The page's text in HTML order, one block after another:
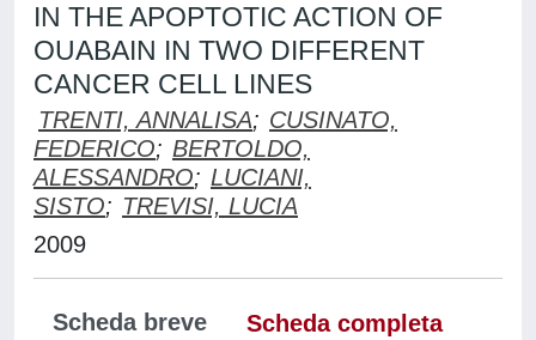
IN THE APOPTOTIC ACTION OF
OUABAIN IN TWO DIFFERENT
CANCER CELL LINES
TRENTI, ANNALISA; CUSINATO,
FEDERICO; BERTOLDO,
ALESSANDRO; LUCIANI,
SISTO; TREVISI, LUCIA
2009
Scheda breve
Scheda completa